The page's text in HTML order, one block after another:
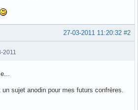
#2
27-03-2011 11:20:32
2011
sujet anodin pour mes futurs confrères.